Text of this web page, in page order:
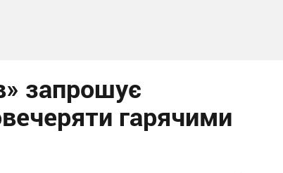
запрошує
гарячими